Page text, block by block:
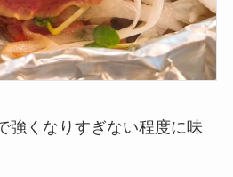
強くなりすぎない程度に味